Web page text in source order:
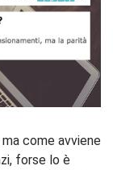
ma come avviene
forse lo è